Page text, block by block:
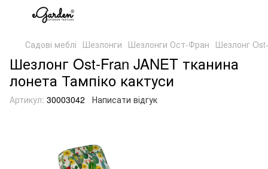
Садові меблі Шезлонги Шезлонги Ост-Фран Шезлонг
Шезлонг Ost-Fran JANET тканина
лонета Тампіко кактуси
Артикул: 30003042 Написати відгук